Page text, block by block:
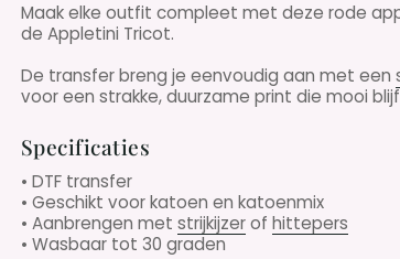
Maak elke outfit compleet met deze rode
de Appletini Tricot.
De transfer breng je eenvoudig aan met een
voor een strakke, duurzame print die mooi
Specificaties
• DTF transfer
• Geschikt voor katoen en katoenmix
• Aanbrengen met strijkijzerof hittepers
• Wasbaar tot 30 graden